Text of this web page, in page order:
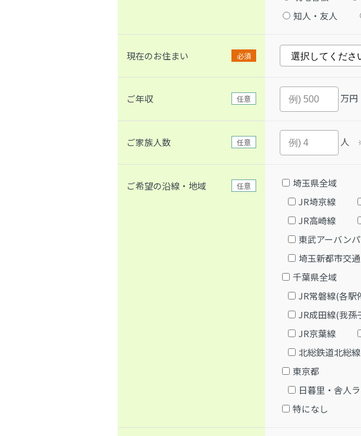
知人・友人
現在のお住まい 必須
ご年収 任意 万円
ご家族人数 任意 人
ご希望の沿線・地域 任意
埼玉県全域
JR埼京線
JR高崎線
東武アーバン
埼玉新都市交
千葉県全域
JR常磐線(各駅
JR成田線(我孫
JR京葉線
北総鉄道北総線
東京都
日暮里・舎人
特になし